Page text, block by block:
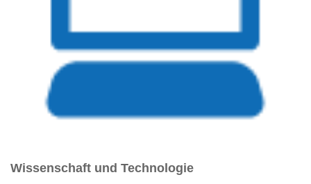
Wissenschaft und Technologie